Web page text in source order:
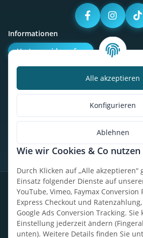
Alle akzeptieren
Konfigurieren
Ablehnen
Wie wir Cookies & Co nutzen
Durch Klicken auf „Alle akzeptieren“
Einsatz folgender Dienste auf
YouTube, Vimeo, Faymax Conversion
Express Checkout und
Google Ads Conversion Tracking. Sie
Einstellung jederzeit ändern
unten). Weitere Details finden Sie
Informationen
Vertrag widerrufen
Kalorienbedarfsrechner
So findest du uns
* Alle Preise inkl. gesetzlicher USt., zzgl.Versand
Datenschutz Widerrufsrecht AGB